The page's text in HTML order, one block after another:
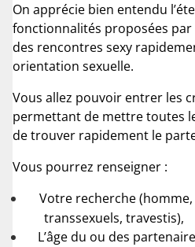
On apprécie bien entendu
fonctionnalités proposées
des rencontres sexy
orientation sexuelle.
Vous allez pouvoir entrer les
permettant de mettre toutes
de trouver rapidement le
Vous pourrez renseigner :
Votre recherche
transsexuels, travestis),
L’âge du ou des